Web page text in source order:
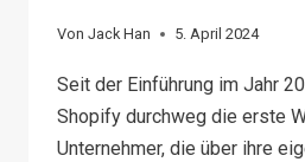
Von Jack Han 5. April 2024
Seit der Einführung im Jahr
Shopify durchweg die erste
Unternehmer, die über ihre